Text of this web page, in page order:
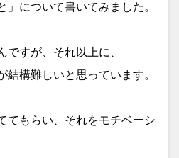
」について書いてみました。
ですが、それ以上に、
結構難しいと思っています。
てもらい、それをモチベーシ